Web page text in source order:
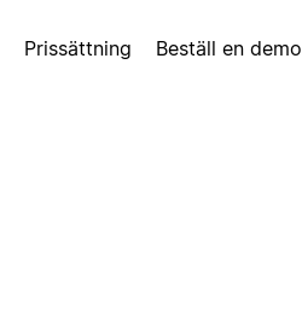
Prissättning Beställ en demo